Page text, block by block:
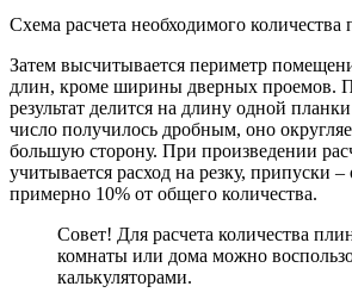
Схема расчета необходимого количества
Затем высчитывается периметр
длин, кроме ширины дверных проемов.
результат делится на длину одной
число получилось дробным, оно
большую сторону. При произведении
учитывается расход на резку, припуски –
примерно 10% от общего количества.
Совет! Для расчета количества
комнаты или дома можно
калькуляторами.